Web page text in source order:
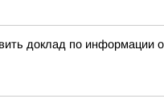
доклад по